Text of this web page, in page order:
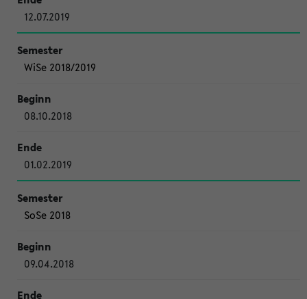
12.07.2019
WiSe 2018/2019
08.10.2018
01.02.2019
SoSe 2018
09.04.2018